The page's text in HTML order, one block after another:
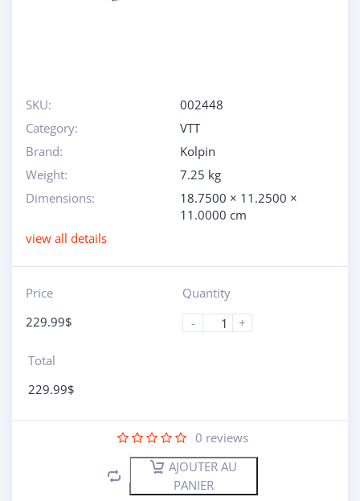
SKU:
002448
Category:
VTT
Brand:
Kolpin
Weight:
7.25 kg
Dimensions:
18.7500 × 11.2500 ×
11.0000 cm
view all details
Price
229.99$
Quantity
-
+
Total
229.99$
0 reviews
AJOUTER AU
PANIER